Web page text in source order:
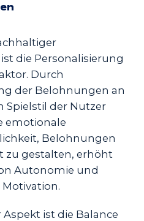
die Personalisierung
Durch
der Belohnungen an
Spielstil der Nutzer
emotionale
Belohnungen
zu gestalten, erhöht
Autonomie und
ist die Balance